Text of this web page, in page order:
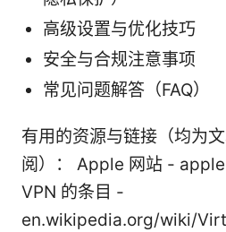
高级设置与优化技巧
安全与合规注意事项
常见问题解答（FAQ）
有用的资源与链接（均为
阅）： Apple 网站 -
VPN 的条目 -
en.wikipedia.org/wiki/